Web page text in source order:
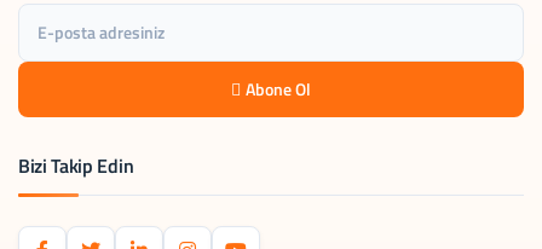
Abone Ol
Bizi Takip Edin